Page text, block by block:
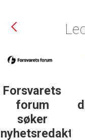
DN søker
datajournalist
i fast
stilling